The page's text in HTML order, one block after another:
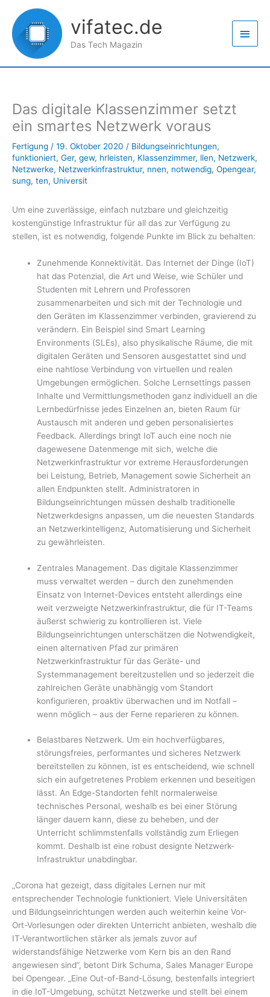
Inhalt
springen
vifatec.de
Das Tech Magazin
Das digitale Klassenzimmer setzt
ein smartes Netzwerk voraus
Fertigung / 19. Oktober 2020 / Bildungseinrichtungen,
funktioniert, Ger, gew, hrleisten, Klassenzimmer, llen, Netzwerk,
Netzwerke, Netzwerkinfrastruktur, nnen, notwendig, Opengear,
sung, ten, Universit
Um eine zuverlässige, einfach nutzbare und gleichzeitig
kostengünstige Infrastruktur für all das zur Verfügung zu
stellen, ist es notwendig, folgende Punkte im Blick zu behalten:
Zunehmende Konnektivität. Das Internet der Dinge (IoT)
hat das Potenzial, die Art und Weise, wie Schüler und
Studenten mit Lehrern und Professoren
zusammenarbeiten und sich mit der Technologie und
den Geräten im Klassenzimmer verbinden, gravierend zu
verändern. Ein Beispiel sind Smart Learning
Environments (SLEs), also physikalische Räume, die mit
digitalen Geräten und Sensoren ausgestattet sind und
eine nahtlose Verbindung von virtuellen und realen
Umgebungen ermöglichen. Solche Lernsettings passen
Inhalte und Vermittlungsmethoden ganz individuell an die
Lernbedürfnisse jedes Einzelnen an, bieten Raum für
Austausch mit anderen und geben personalisiertes
Feedback. Allerdings bringt IoT auch eine noch nie
dagewesene Datenmenge mit sich, welche die
Netzwerkinfrastruktur vor extreme Herausforderungen
bei Leistung, Betrieb, Management sowie Sicherheit an
allen Endpunkten stellt. Administratoren in
Bildungseinrichtungen müssen deshalb traditionelle
Netzwerkdesigns anpassen, um die neuesten Standards
an Netzwerkintelligenz, Automatisierung und Sicherheit
zu gewährleisten.
Zentrales Management. Das digitale Klassenzimmer
muss verwaltet werden – durch den zunehmenden
Einsatz von Internet-Devices entsteht allerdings eine
weit verzweigte Netzwerkinfrastruktur, die für IT-Teams
äußerst schwierig zu kontrollieren ist. Viele
Bildungseinrichtungen unterschätzen die Notwendigkeit,
einen alternativen Pfad zur primären
Netzwerkinfrastruktur für das Geräte- und
Systemmanagement bereitzustellen und so jederzeit die
zahlreichen Geräte unabhängig vom Standort
konfigurieren, proaktiv überwachen und im Notfall –
wenn möglich – aus der Ferne reparieren zu können.
Belastbares Netzwerk. Um ein hochverfügbares,
störungsfreies, performantes und sicheres Netzwerk
bereitstellen zu können, ist es entscheidend, wie schnell
sich ein aufgetretenes Problem erkennen und beseitigen
lässt. An Edge-Standorten fehlt normalerweise
technisches Personal, weshalb es bei einer Störung
länger dauern kann, diese zu beheben, und der
Unterricht schlimmstenfalls vollständig zum Erliegen
kommt. Deshalb ist eine robust designte Netzwerk-
Infrastruktur unabdingbar.
„Corona hat gezeigt, dass digitales Lernen nur mit
entsprechender Technologie funktioniert. Viele Universitäten
und Bildungseinrichtungen werden auch weiterhin keine Vor-
Ort-Vorlesungen oder direkten Unterricht anbieten, weshalb die
IT-Verantwortlichen stärker als jemals zuvor auf
widerstandsfähige Netzwerke vom Kern bis an den Rand
angewiesen sind“, betont Dirk Schuma, Sales Manager Europe
bei Opengear. „Eine Out-of-Band-Lösung, bestenfalls integriert
in die IoT-Umgebung, schützt Netzwerke und stellt bei einem